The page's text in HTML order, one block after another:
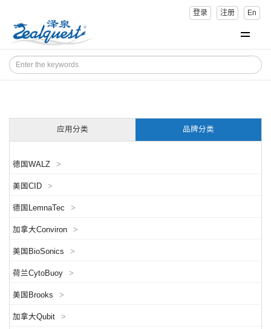
登录 注册 En
应用分类 品牌分类
德国WALZ >
美国CID >
德国LemnaTec >
加拿大Conviron >
美国BioSonics >
荷兰CytoBuoy >
美国Brooks >
加拿大Qubit >